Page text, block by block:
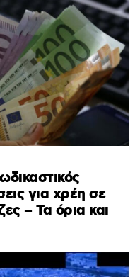
για χρέη σε
– Τα όρια και